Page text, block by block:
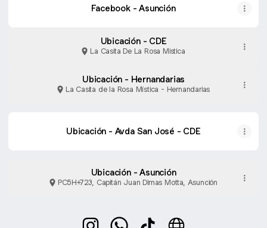
Facebook - Asunción
Ubicación - CDE
La Casita De La Rosa Mistica
Ubicación - Hernandarias
La Casita de la Rosa Mística - Hernandarias
Ubicación - Avda San José - CDE
Ubicación - Asunción
PC5H+723, Capitán Juan Dimas Motta, Asunción